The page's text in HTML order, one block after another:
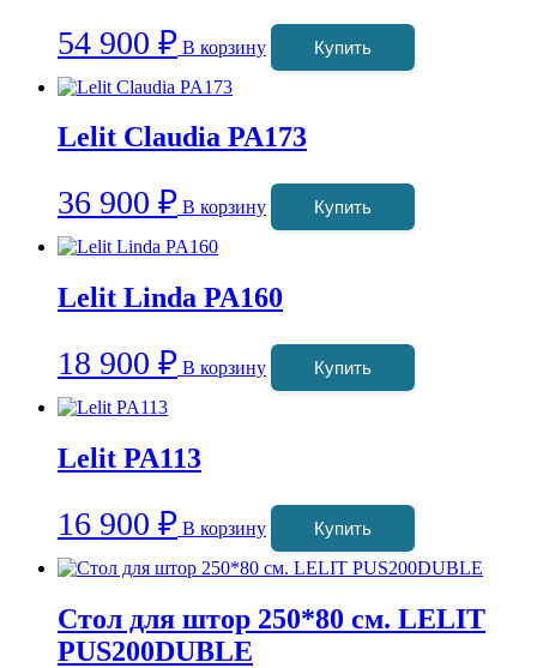
54 900 ₽ В корзину Купить
Lelit Claudia PA173
36 900 ₽ В корзину Купить
Lelit Linda PA160
18 900 ₽ В корзину Купить
Lelit PA113
16 900 ₽ В корзину Купить
Стол для штор 250*80 см. LELIT
PUS200DUBLE